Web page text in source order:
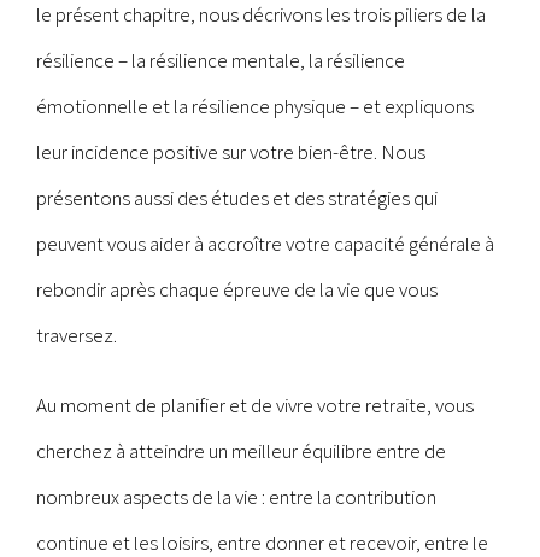
le présent chapitre, nous décrivons les trois piliers de la
résilience – la résilience mentale, la résilience
émotionnelle et la résilience physique – et expliquons
leur incidence positive sur votre bien-être. Nous
présentons aussi des études et des stratégies qui
peuvent vous aider à accroître votre capacité générale à
rebondir après chaque épreuve de la vie que vous
traversez.
Au moment de planifier et de vivre votre retraite, vous
cherchez à atteindre un meilleur équilibre entre de
nombreux aspects de la vie : entre la contribution
continue et les loisirs, entre donner et recevoir, entre le